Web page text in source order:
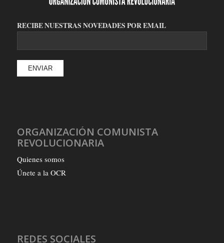
RECIBE NUESTRAS NOVEDADES POR EMAIL
ORGANIZACIÓN COMUNISTA
REVOLUCIONARIA
Quienes somos
Únete a la OCR
REDES SOCIALES